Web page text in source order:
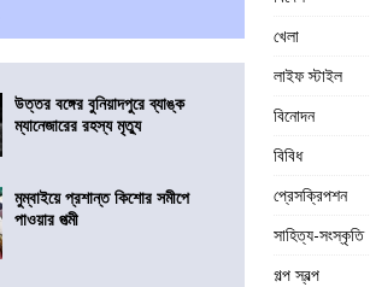
উত্তর বঙ্গের বুনিয়াদপুরে ব্যাঙ্ক
ম্যানেজারের রহস্য মৃত্যু
মুম্বাইয়ে প্রশান্ত কিশোর সমীপে
পাওয়ার পত্মী
খেলা
লাইফ স্টাইল
বিনোদন
বিবিধ
প্রেসক্রিপশন
সাহিত্য-সংস্কৃতি
গল্প স্বল্প